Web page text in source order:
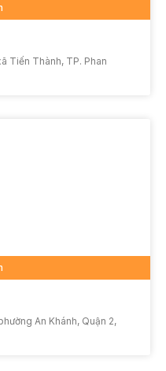
Tiến Thành, TP. Phan
An Khánh, Quận 2,